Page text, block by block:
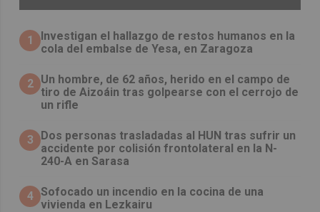
1
Investigan el hallazgo de restos humanos en la
cola del embalse de Yesa, en Zaragoza
2 Un hombre, de 62 años, herido en el campo de
tiro de Aizoáin tras golpearse con el cerrojo de
un rifle
3
​Dos personas trasladadas al HUN tras sufrir un
accidente por colisión frontolateral en la N-
240-A en Sarasa
4 Sofocado un incendio en la cocina de una
vivienda en Lezkairu